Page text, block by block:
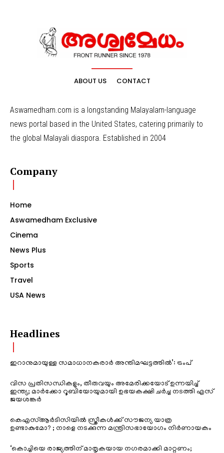
ABOUT US CONTACT
Aswamedham.com is a longstanding Malayalam-language
news portal based in the United States, catering primarily to
the global Malayali diaspora. Established in 2004
Company
Home
Aswamedham Exclusive
Cinema
News Plus
Sports
Travel
USA News
Headlines
ഇറാനുമായുള്ള സമാധാനകരാർ അന്തിമഘട്ടത്തിൽ‌’: ട്രംപ്
വിസ പ്രതിസന്ധികളും, തീരുവയും അമേരിക്കയോട് ഉന്നയിച്ച്
ഇന്ത്യ; മാർക്കോ റൂബിയോയുമായി ഉഭയകക്ഷി ചർച്ച നടത്തി എസ്
ജയശങ്കർ
കെഎസ്ആർടിസിയിൽ സ്ത്രീകൾക്ക് സൗജന്യ യാത്ര
ഉണ്ടാകുമോ? ; നാളെ നടക്കുന്ന മന്ത്രിസഭായോഗം നിർണായകം
‘കൊച്ചിയെ രാജ്യത്തിന് മാതൃകയായ നഗരമാക്കി മാറ്റണം;